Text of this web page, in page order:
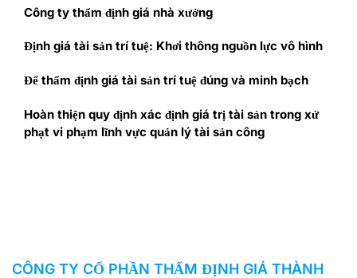
Công ty thẩm định giá nhà xưởng
Định giá tài sản trí tuệ: Khơi thông nguồn lực vô hình
Để thẩm định giá tài sản trí tuệ đúng và minh bạch
Hoàn thiện quy định xác định giá trị tài sản trong xử
phạt vi phạm lĩnh vực quản lý tài sản công
CÔNG TY CỔ PHẦN THẨM ĐỊNH GIÁ THÀNH